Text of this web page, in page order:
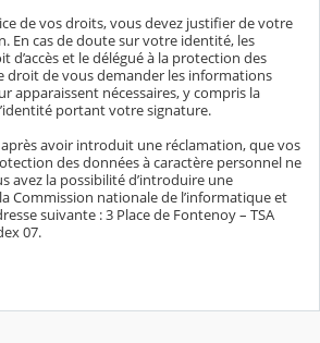
de vos droits, vous devez justifier de votre
En cas de doute sur votre identité, les
d’accès et le délégué à la protection des
droit de vous demander les informations
apparaissent nécessaires, y compris la
portant votre signature.
avoir introduit une réclamation, que vos
des données à caractère personnel ne
avez la possibilité d’introduire une
Commission nationale de l’informatique et
suivante : 3 Place de Fontenoy – TSA
07.